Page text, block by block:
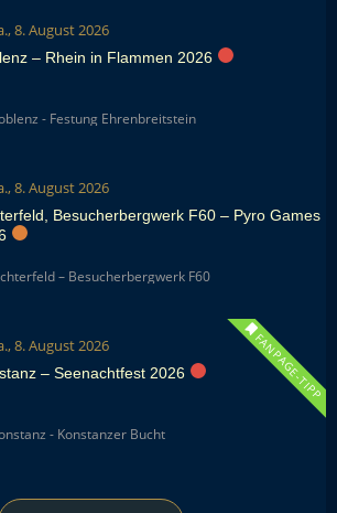
8. August 2026
– Rhein in Flammen 2026
- Festung Ehrenbreitstein
8. August 2026
Besucherbergwerk F60 – Pyro Games
– Besucherbergwerk F60
8. August 2026 FANPAGE-TIPP
– Seenachtfest 2026
- Konstanzer Bucht